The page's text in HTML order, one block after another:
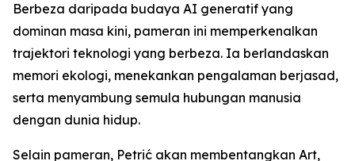
Berbeza daripada budaya AI generatif yang
dominan masa kini, pameran ini memperkenalkan
trajektori teknologi yang berbeza. Ia berlandaskan
memori ekologi, menekankan pengalaman berjasad,
serta menyambung semula hubungan manusia
dengan dunia hidup.
Selain pameran, Petrić akan membentangkan Art,